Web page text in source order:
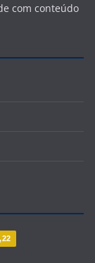
com conteúdo